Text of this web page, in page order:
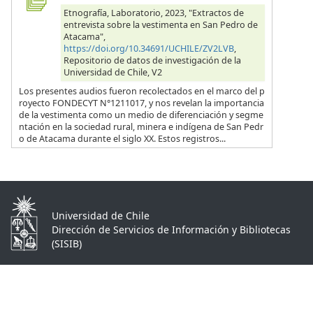
Etnografía, Laboratorio, 2023, "Extractos de
entrevista sobre la vestimenta en San Pedro de
Atacama",
https://doi.org/10.34691/UCHILE/ZV2LVB,
Repositorio de datos de investigación de la
Universidad de Chile, V2
Los presentes audios fueron recolectados en el marco del p
royecto FONDECYT N°1211017, y nos revelan la importancia
de la vestimenta como un medio de diferenciación y segme
ntación en la sociedad rural, minera e indígena de San Pedr
o de Atacama durante el siglo XX. Estos registros...
Universidad de Chile
Dirección de Servicios de Información y Bibliotecas
(SISIB)